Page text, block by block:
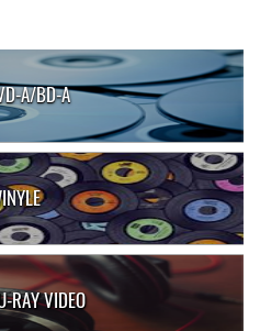
A/BD-A
RAY VIDEO